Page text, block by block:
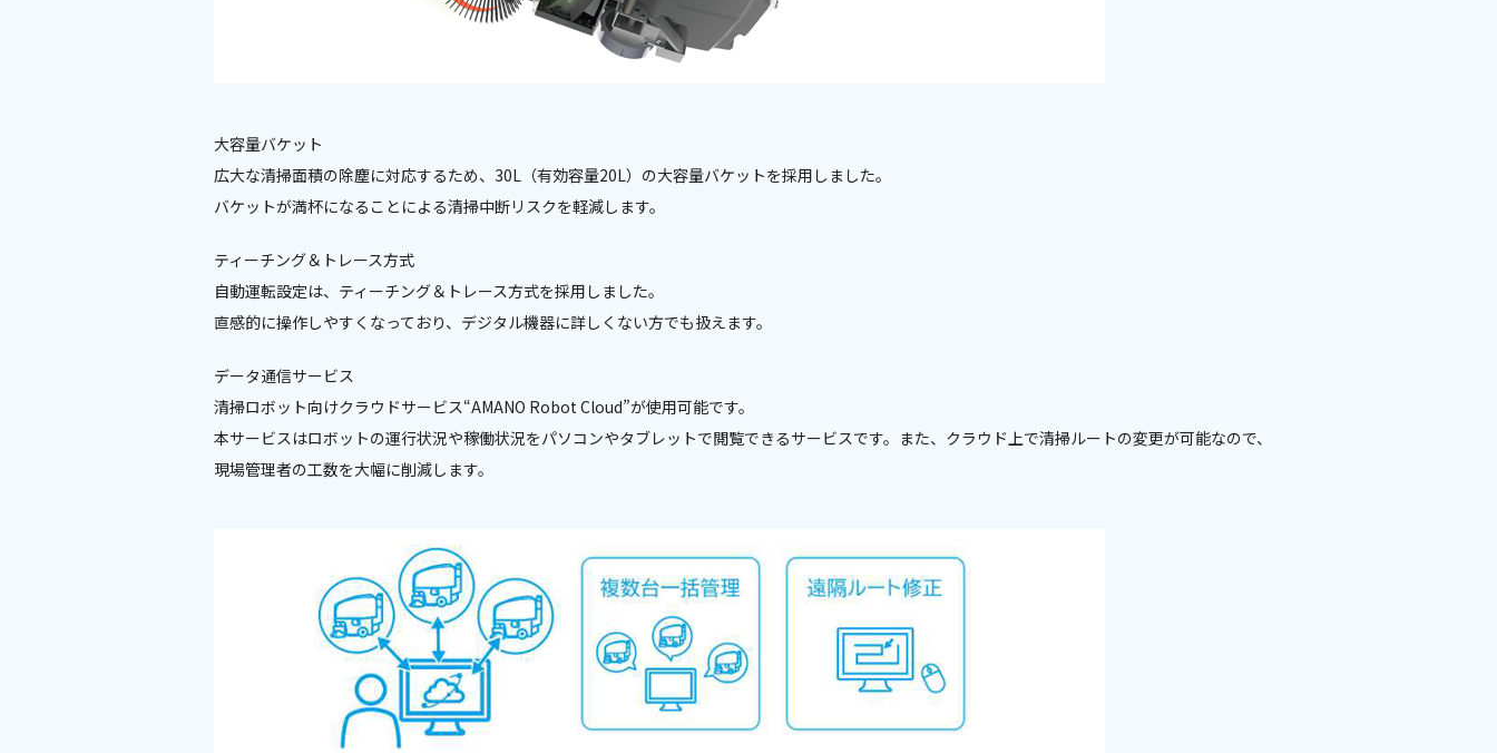
大容量バケット
広大な清掃面積の除塵に対応するため、30L（有効容量20L）の大容量バケットを採用しました。
バケットが満杯になることによる清掃中断リスクを軽減します。
ティーチング＆トレース方式
自動運転設定は、ティーチング＆トレース方式を採用しました。
直感的に操作しやすくなっており、デジタル機器に詳しくない方でも扱えます。
データ通信サービス
清掃ロボット向けクラウドサービス“AMANO Robot Cloud”が使用可能です。
本サービスはロボットの運行状況や稼働状況をパソコンやタブレットで閲覧できるサービスです。また、クラウド上で清掃ルートの変更が可能なので、
現場管理者の工数を大幅に削減します。